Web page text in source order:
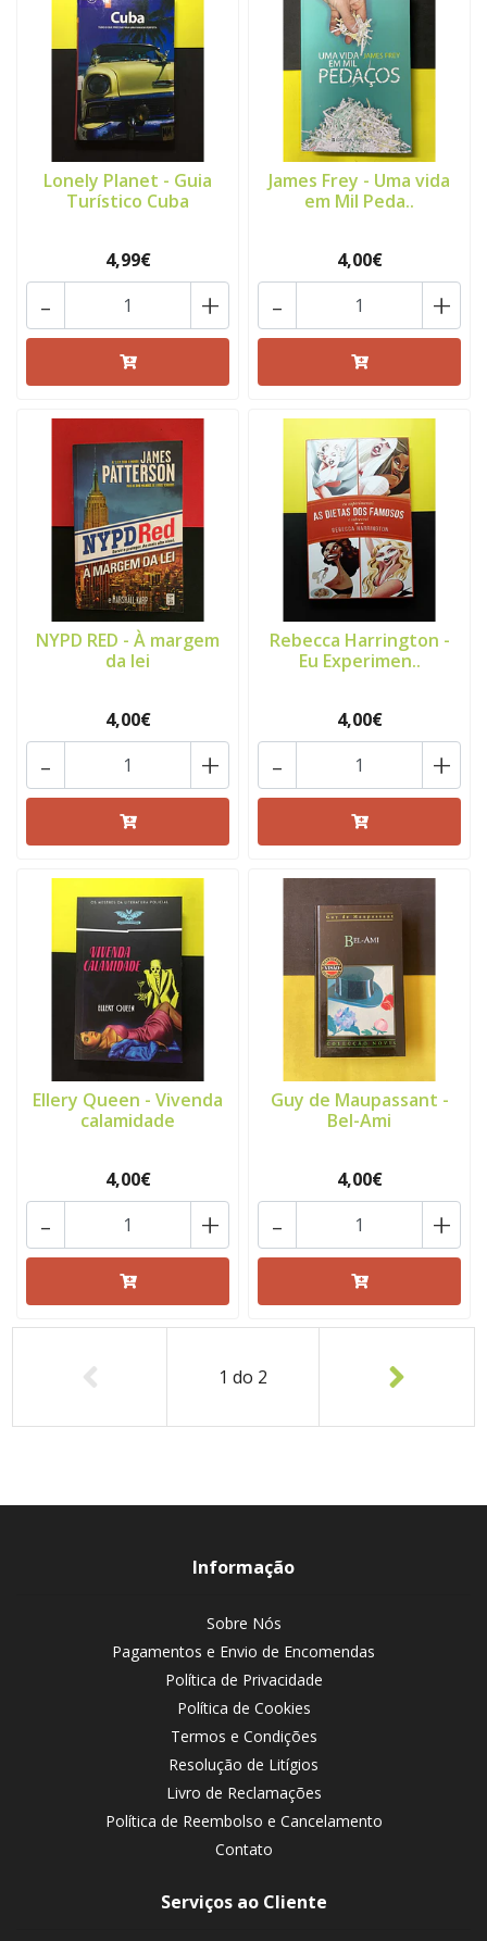
Lonely Planet - Guia
Turístico Cuba
4,99€
+
-
James Frey - Uma vida
em Mil Peda..
4,00€
+
-
NYPD RED - À margem
da lei
4,00€
+
-
Rebecca Harrington -
Eu Experimen..
4,00€
+
-
Ellery Queen - Vivenda
calamidade
4,00€
+
-
Guy de Maupassant -
Bel-Ami
4,00€
+
-
1 do 2
Informação
Sobre Nós
Pagamentos e Envio de Encomendas
Política de Privacidade
Política de Cookies
Termos e Condições
Resolução de Litígios
Livro de Reclamações
Política de Reembolso e Cancelamento
Contato
Serviços ao Cliente